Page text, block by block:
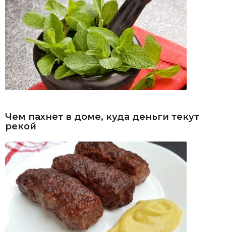
Чем пахнет в доме, куда деньги текут
рекой